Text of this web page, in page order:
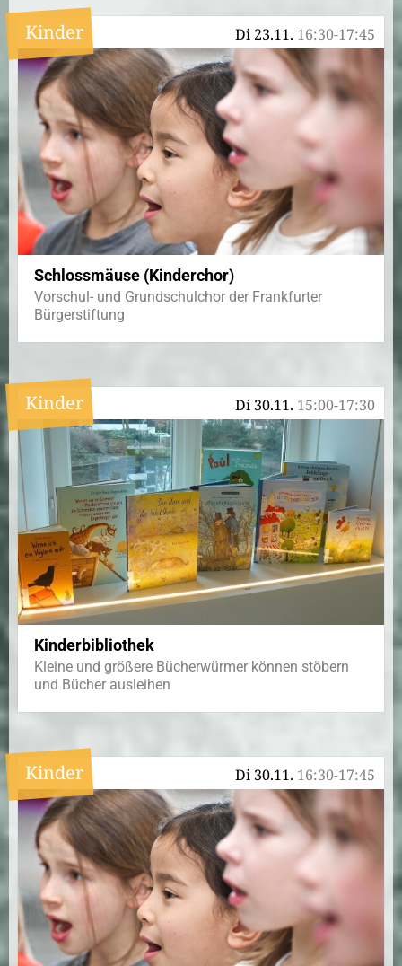
Di 23.11. 16:30-17:45
Kinder
Schlossmäuse (Kinderchor)
Vorschul- und Grundschulchor der Frankfurter
Bürgerstiftung
Di 30.11. 15:00-17:30
Kinder
Kinderbibliothek
Kleine und größere Bücherwürmer können stöbern
und Bücher ausleihen
Di 30.11. 16:30-17:45
Kinder